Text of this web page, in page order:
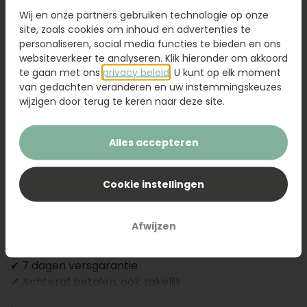
Voeg toe aan winkelwagen
Omschrijving
Boeket Tuby is een kleurrijk boeket met o.a.
chrysanten, germini’s en rozen, aangevuld met
eucalyptus en pistaciagroen voor een natuurlijke,
volle uitstraling. De speelse mix van warme tinten
brengt direct vrolijkheid, kleur en sfeer in elk
✔ 7 dagen versgarantie
✔ Achteraf betalen, ook zakelijk
Wij en onze partners gebruiken technologie op onze
site, zoals cookies om inhoud en advertenties te
personaliseren, social media functies te bieden en ons
websiteverkeer te analyseren. Klik hieronder om akkoord
te gaan met ons privacy beleid . U kunt op elk moment
van gedachten veranderen en uw instemmingskeuzes
wijzigen door terug te keren naar deze site.
Alles accepteren
Cookie instellingen
Afwijzen